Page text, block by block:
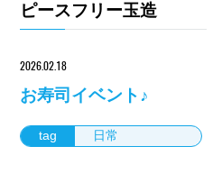
ピースフリー玉造
2026.02.18
お寿司イベント♪
tag 日常